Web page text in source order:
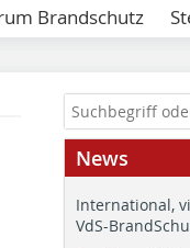
Brandschutz
News
International,
VdS-